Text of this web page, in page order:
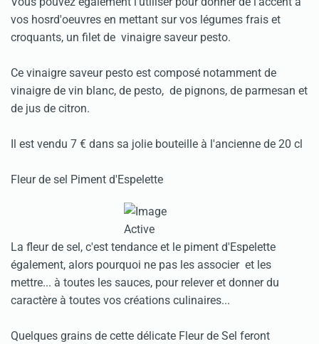
vos hosrd'oeuvres en mettant sur vos légumes frais et
croquants, un filet de vinaigre saveur pesto.
Ce vinaigre saveur pesto est composé notamment de
vinaigre de vin blanc, de pesto, de pignons, de parmesan et
de jus de citron.
Il est vendu 7 € dans sa jolie bouteille à l'ancienne de 20 cl
Fleur de sel Piment d'Espelette
La fleur de sel, c'est tendance et le piment d'Espelette
également, alors pourquoi ne pas les associer et les
mettre... à toutes les sauces, pour relever et donner du
caractère à toutes vos créations culinaires...
Quelques grains de cette délicate Fleur de Sel feront